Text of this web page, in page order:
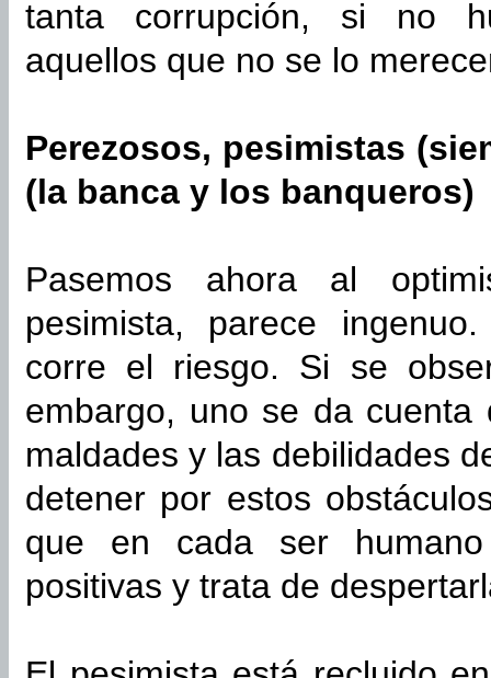
tanta corrupción, si no
aquellos que no se lo
Perezosos, pesimistas
(la banca y los banqueros)
Pasemos ahora al
pesimista, parece
corre el riesgo. Si se
embargo, uno se da
maldades y las debilidades
detener por estos
que en cada ser
positivas y trata de